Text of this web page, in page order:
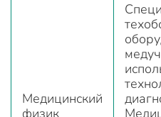
Медицинский
физик